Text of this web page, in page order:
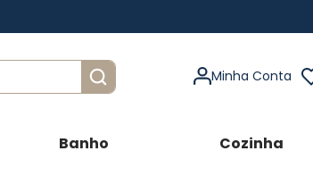
Minha Conta
Banho Cozinha